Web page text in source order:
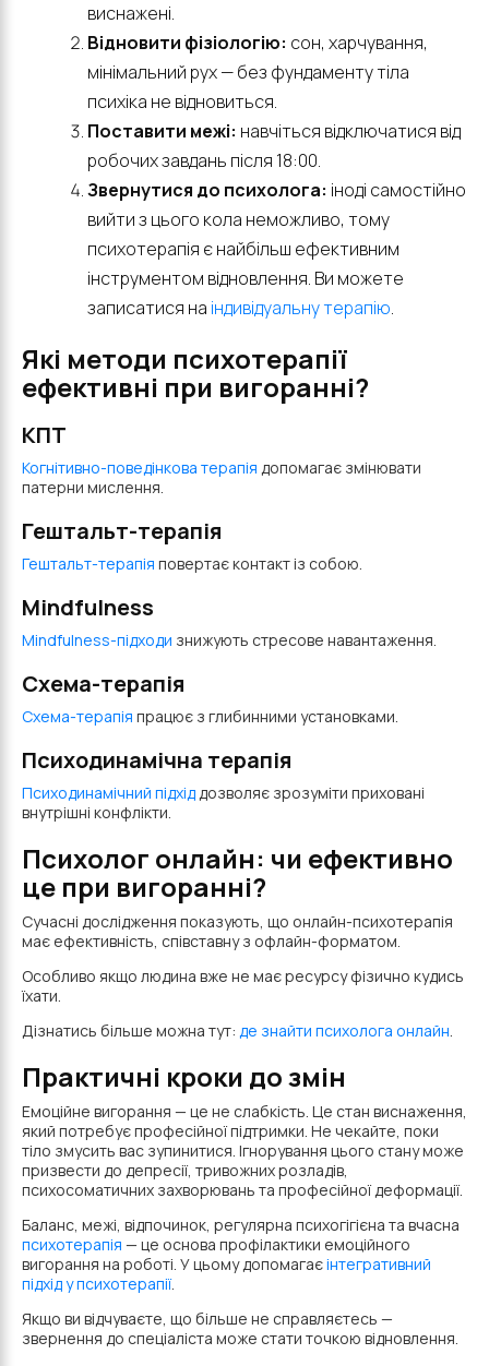
виснажені.
Відновити фізіологію: сон, харчування,
мінімальний рух — без фундаменту тіла
психіка не відновиться.
Поставити межі: навчіться відключатися від
робочих завдань після 18:00.
Звернутися до психолога: іноді самостійно
вийти з цього кола неможливо, тому
психотерапія є найбільш ефективним
інструментом відновлення. Ви можете
записатися на індивідуальну терапію.
Які методи психотерапії
ефективні при вигоранні?
КПТ
Когнітивно-поведінкова терапія допомагає змінювати
патерни мислення.
Гештальт-терапія
Гештальт-терапія повертає контакт із собою.
Mindfulness
Mindfulness-підходи знижують стресове навантаження.
Схема-терапія
Схема-терапія працює з глибинними установками.
Психодинамічна терапія
Психодинамічний підхіддозволяє зрозуміти приховані
внутрішні конфлікти.
Психолог онлайн: чи ефективно
це при вигоранні?
Сучасні дослідження показують, що онлайн-психотерапія
має ефективність, співставну з офлайн-форматом.
Особливо якщо людина вже не має ресурсу фізично кудись
їхати.
Дізнатись більше можна тут: де знайти психолога онлайн.
Практичні кроки до змін
Емоційне вигорання — це не слабкість. Це стан виснаження,
який потребує професійної підтримки. Не чекайте, поки
тіло змусить вас зупинитися. Ігнорування цього стану може
призвести до депресії, тривожних розладів,
психосоматичних захворювань та професійної деформації.
Баланс, межі, відпочинок, регулярна психогігієна та вчасна
психотерапія — це основа профілактики емоційного
вигорання на роботі. У цьому допомагаєінтегративний
підхід у психотерапії.
Якщо ви відчуваєте, що більше не справляєтесь —
звернення до спеціаліста може стати точкою відновлення.